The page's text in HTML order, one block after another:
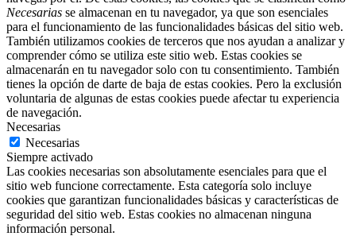
Necesarias se almacenan en tu navegador, ya que son esenciales
para el funcionamiento de las funcionalidades básicas del sitio web.
También utilizamos cookies de terceros que nos ayudan a analizar y
comprender cómo se utiliza este sitio web. Estas cookies se
almacenarán en tu navegador solo con tu consentimiento. También
tienes la opción de darte de baja de estas cookies. Pero la exclusión
voluntaria de algunas de estas cookies puede afectar tu experiencia
de navegación.
Necesarias
Necesarias
Siempre activado
Las cookies necesarias son absolutamente esenciales para que el
sitio web funcione correctamente. Esta categoría solo incluye
cookies que garantizan funcionalidades básicas y características de
seguridad del sitio web. Estas cookies no almacenan ninguna
información personal.